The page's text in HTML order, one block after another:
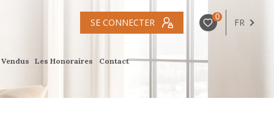
SE CONNECTER 0 FR
Les Honoraires Contact